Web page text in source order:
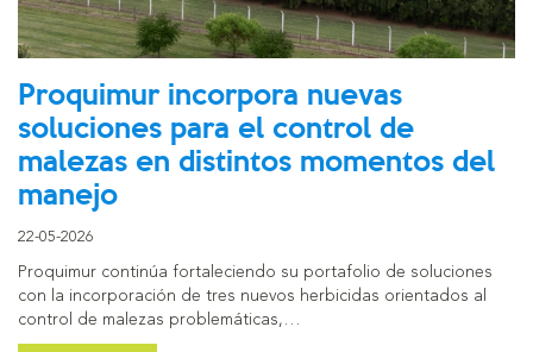
Proquimur incorpora nuevas
soluciones para el control de
malezas en distintos momentos del
manejo
22-05-2026
Proquimur continúa fortaleciendo su portafolio de soluciones
con la incorporación de tres nuevos herbicidas orientados al
control de malezas problemáticas,…